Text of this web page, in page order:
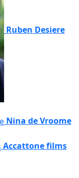
Ruben Desiere
Nina de Vroome
Accattone films